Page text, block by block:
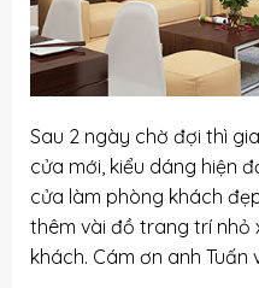
Sau 2 ngày chờ đợi thì
cửa mới, kiểu dáng hiện
cửa làm phòng khách
thêm vài đồ trang trí nhỏ
khách. Cám ơn anh Tuấn